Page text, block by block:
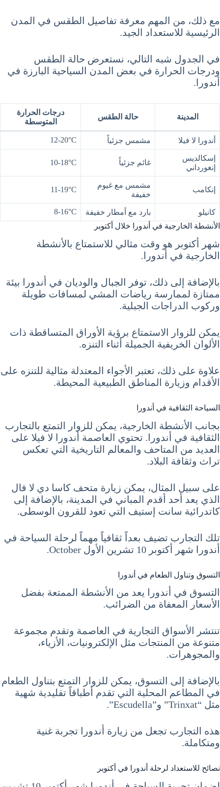
مع ذلك، من المهم معرفة تفاصيل الطقس في المدن
الرئيسية للاستعداد الجيد.
في الجدول شبه التالي، نستعرض حالة الطقس
ودرجات الحرارة في بعض المدن السياحية البارزة في
أندورا.
المدينة حالة الطقس
درجات الحرارة
المتوسطة
أندورا لا فيلا مشمس جزئياً 12-20°C
إسكالديس
إنغورداني
غائم جزئياً 10-18°C
إنكامب
مشمس مع غيوم
خفيفة
11-19°C
كانيلو بارد مع أمطار خفيفة
8-16°C
الأنشطة الخارجية في أندورا خلال أكتوبر
شهر أكتوبر هو وقت مثالي للاستمتاع بالأنشطة
الخارجية في أندورا.
بالإضافة إلى ذلك، توفر الجبال والوديان في أندورا بيئة
ممتازة لممارسة رياضات المشي لمسافات طويلة
وركوب الدراجات الجبلية.
يمكن للزوار الاستمتاع برؤية الأوراق المتساقطة ذات
الألوان الخريفية الجميلة أثناء التنزه.
علاوة على ذلك، تعتبر الأجواء المعتدلة مثالية للتنزه على
الأقدام وزيارة المناطق الطبيعية المحيطة.
السياحة الثقافية في أندورا
بجانب الأنشطة الخارجية، يمكن للزوار التمتع بالتجارب
الثقافية في أندورا. تحتوي العاصمة أندورا لا فيلا على
العديد من المتاحف والمعالم التاريخية التي تعكس
تراث وثقافة البلاد.
على سبيل المثال، يمكن زيارة متحف كاسا دي لا فال
الذي يعد أحد أقدم المباني في المدينة، بالإضافة إلى
كاتدرائية سانت إستيف التي تعود للقرون الوسطى.
تلك التجارب تضيف بعداً ثقافياً مهماً لرحلة السياحة في
أندورا شهر أكتوبر 10 تشرين الأول October.
التسوق وتناول الطعام في أندورا
التسوق في أندورا يعد من الأنشطة الممتعة بفضل
الأسعار المعفاة من الضرائب.
تنتشر الأسواق التجارية في العاصمة وتقدم مجموعة
متنوعة من المنتجات مثل الإلكترونيات، الأزياء،
والمجوهرات.
بالإضافة إلى التسوق، يمكن للزوار التمتع بتناول الطعام
في المطاعم المحلية التي تقدم أطباقاً تقليدية شهية
مثل “Trinxat” و”Escudella”.
هذه التجارب تجعل من زيارة أندورا تجربة غنية
ومتكاملة.
نصائح للاستعداد لرحلة أندورا في أكتوبر